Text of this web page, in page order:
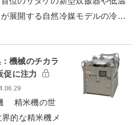
展開する自然冷媒モデルの冷…
機械のチカラ
に注力
精米機の世
的な精米機メ